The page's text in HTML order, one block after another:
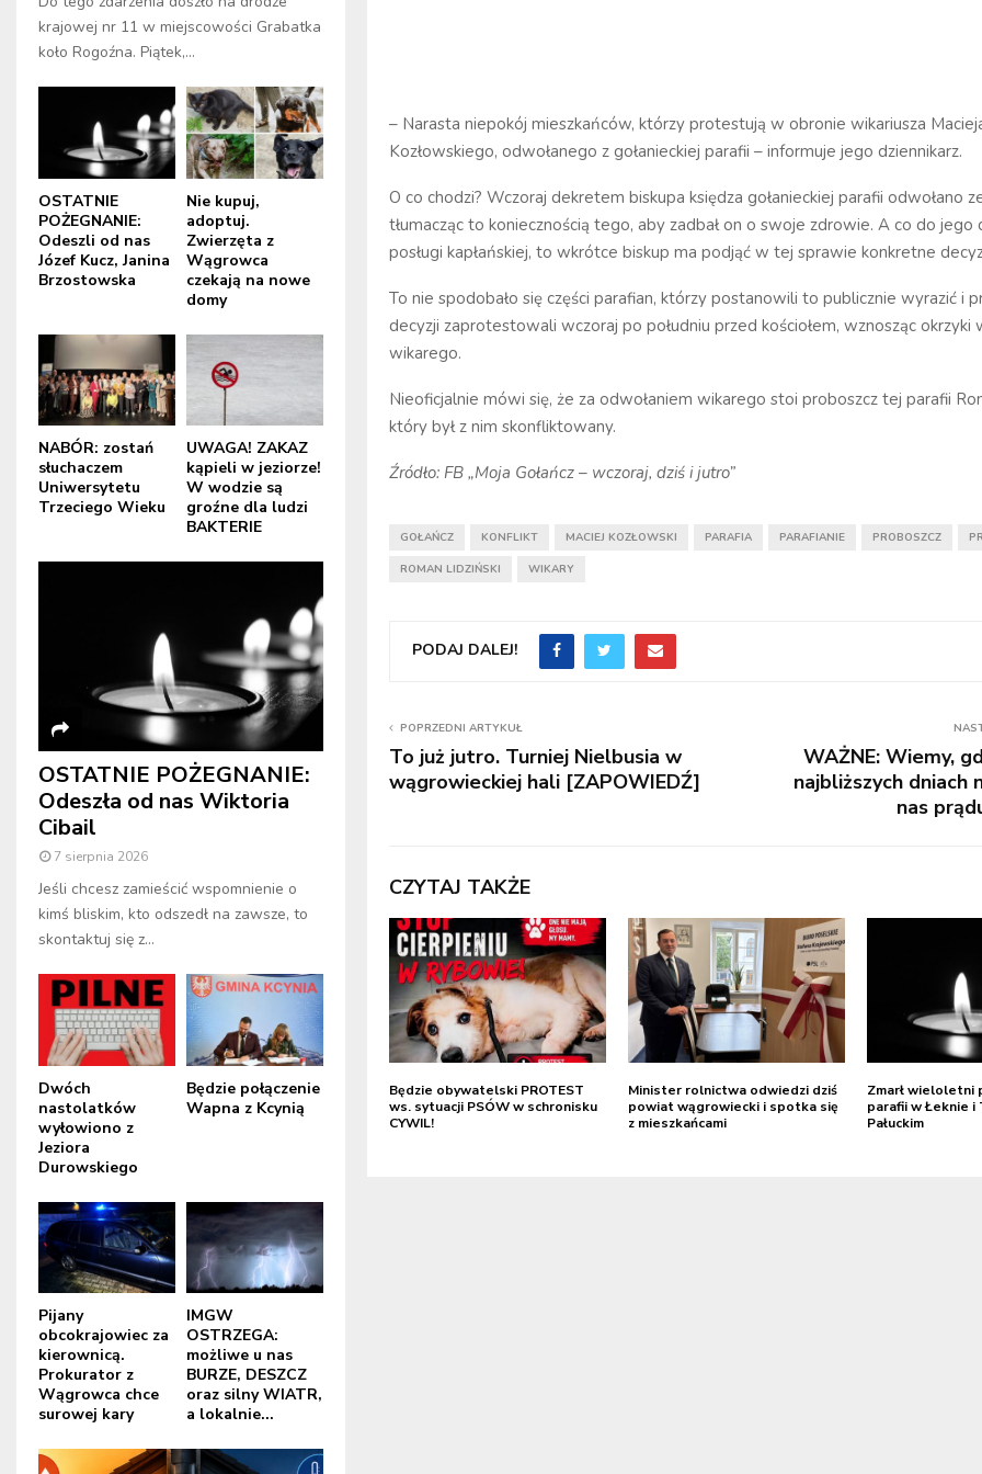
– Narasta niepokój mieszkańców, którzy protestują w obronie wikariusza
Kozłowskiego, odwołanego z gołanieckiej parafii – informuje jego dziennikarz.
O co chodzi? Wczoraj dekretem biskupa księdza gołanieckiej parafii odwołano
tłumacząc to koniecznością tego, aby zadbał on o swoje zdrowie. A co do jego
posługi kapłańskiej, to wkrótce biskup ma podjąć w tej sprawie konkretne
To nie spodobało się części parafian, którzy postanowili to publicznie wyrazić i
decyzji zaprotestowali wczoraj po południu przed kościołem, wznosząc okrzyki
wikarego.
Nieoficjalnie mówi się, że za odwołaniem wikarego stoi proboszcz tej parafii
który był z nim skonfliktowany.
Źródło: FB „Moja Gołańcz – wczoraj, dziś i jutro”
GOŁAŃCZ KONFLIKT MACIEJ KOZŁOWSKI PARAFIA PARAFIANIE PROBOSZCZ
ROMAN LIDZIŃSKI WIKARY
PODAJ DALEJ!
POPRZEDNI ARTYKUŁ
To już jutro. Turniej Nielbusia w
wągrowieckiej hali [ZAPOWIEDŹ]
WAŻNE: Wiemy,
najbliższych dniach
nas
CZYTAJ TAKŻE
Będzie obywatelski PROTEST
ws. sytuacji PSÓW w schronisku
CYWIL!
Minister rolnictwa odwiedzi dziś
powiat wągrowiecki i spotka się
z mieszkańcami
Zmarł wieloletni
parafii w Łeknie i
Pałuckim
krajowej nr 11 w miejscowości Grabatka
koło Rogoźna. Piątek,...
OSTATNIE
POŻEGNANIE:
Odeszli od nas
Józef Kucz, Janina
Brzostowska
Nie kupuj,
adoptuj.
Zwierzęta z
Wągrowca
czekają na nowe
domy
NABÓR: zostań
słuchaczem
Uniwersytetu
Trzeciego Wieku
UWAGA! ZAKAZ
kąpieli w jeziorze!
W wodzie są
groźne dla ludzi
BAKTERIE
OSTATNIE POŻEGNANIE:
Odeszła od nas Wiktoria
Cibail
7 sierpnia 2026
Jeśli chcesz zamieścić wspomnienie o
kimś bliskim, kto odszedł na zawsze, to
skontaktuj się z...
Dwóch
nastolatków
wyłowiono z
Jeziora
Durowskiego
Będzie połączenie
Wapna z Kcynią
Pijany
obcokrajowiec za
kierownicą.
Prokurator z
Wągrowca chce
surowej kary
IMGW
OSTRZEGA:
możliwe u nas
BURZE, DESZCZ
oraz silny WIATR,
a lokalnie...